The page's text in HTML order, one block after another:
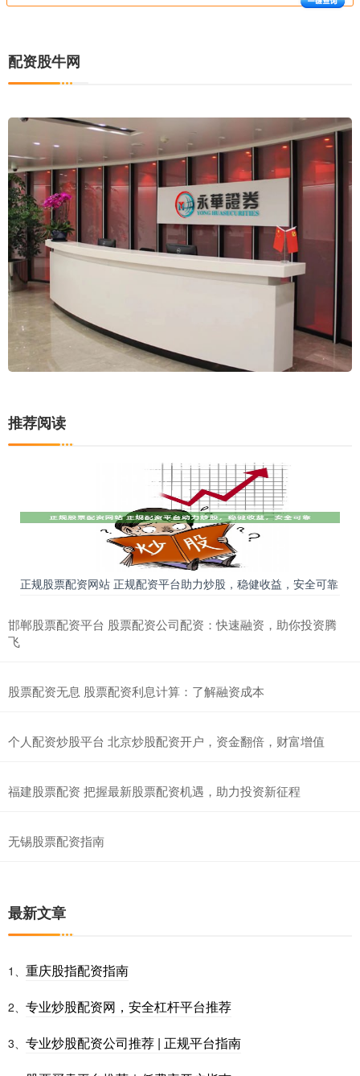
配资股牛网
推荐阅读
正规股票配资网站 正规配资平台助力炒股，稳健收益，安全可靠
邯郸股票配资平台 股票配资公司配资：快速融资，助你投资腾
飞
股票配资无息 股票配资利息计算：了解融资成本
个人配资炒股平台 北京炒股配资开户，资金翻倍，财富增值
福建股票配资 把握最新股票配资机遇，助力投资新征程
无锡股票配资指南
最新文章
1、 重庆股指配资指南
2、 专业炒股配资网，安全杠杆平台推荐
3、 专业炒股配资公司推荐 | 正规平台指南